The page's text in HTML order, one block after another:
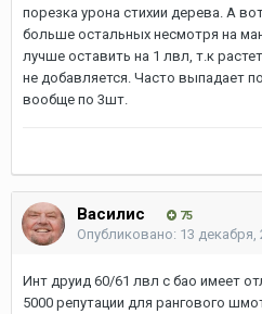
порезка урона стихии дерева. А
больше остальных несмотря на
лучше оставить на 1 лвл, т.к
не добавляется. Часто выпадает
вообще по 3шт.
Василис 75
Опубликовано: 13 декабря,
Инт друид 60/61 лвл с бао имеет
5000 репутации для рангового